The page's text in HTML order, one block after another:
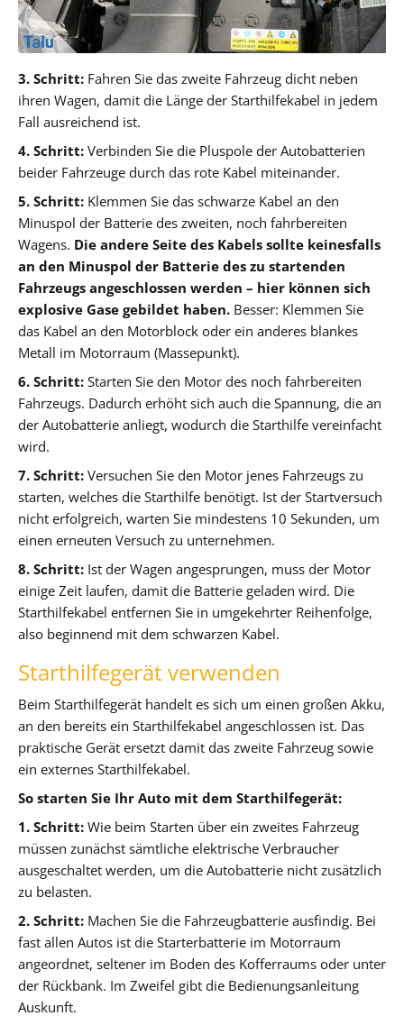
3. Schritt: Fahren Sie das zweite Fahrzeug dicht neben
ihren Wagen, damit die Länge der Starthilfekabel in jedem
Fall ausreichend ist.
4. Schritt: Verbinden Sie die Pluspole der Autobatterien
beider Fahrzeuge durch das rote Kabel miteinander.
5. Schritt: Klemmen Sie das schwarze Kabel an den
Minuspol der Batterie des zweiten, noch fahrbereiten
Wagens. Die andere Seite des Kabels sollte keinesfalls
an den Minuspol der Batterie des zu startenden
Fahrzeugs angeschlossen werden – hier können sich
explosive Gase gebildet haben. Besser: Klemmen Sie
das Kabel an den Motorblock oder ein anderes blankes
Metall im Motorraum (Massepunkt).
6. Schritt: Starten Sie den Motor des noch fahrbereiten
Fahrzeugs. Dadurch erhöht sich auch die Spannung, die an
der Autobatterie anliegt, wodurch die Starthilfe vereinfacht
wird.
7. Schritt: Versuchen Sie den Motor jenes Fahrzeugs zu
starten, welches die Starthilfe benötigt. Ist der Startversuch
nicht erfolgreich, warten Sie mindestens 10 Sekunden, um
einen erneuten Versuch zu unternehmen.
8. Schritt: Ist der Wagen angesprungen, muss der Motor
einige Zeit laufen, damit die Batterie geladen wird. Die
Starthilfekabel entfernen Sie in umgekehrter Reihenfolge,
also beginnend mit dem schwarzen Kabel.
Starthilfegerät verwenden
Beim Starthilfegerät handelt es sich um einen großen Akku,
an den bereits ein Starthilfekabel angeschlossen ist. Das
praktische Gerät ersetzt damit das zweite Fahrzeug sowie
ein externes Starthilfekabel.
So starten Sie Ihr Auto mit dem Starthilfegerät:
1. Schritt: Wie beim Starten über ein zweites Fahrzeug
müssen zunächst sämtliche elektrische Verbraucher
ausgeschaltet werden, um die Autobatterie nicht zusätzlich
zu belasten.
2. Schritt: Machen Sie die Fahrzeugbatterie ausfindig. Bei
fast allen Autos ist die Starterbatterie im Motorraum
angeordnet, seltener im Boden des Kofferraums oder unter
der Rückbank. Im Zweifel gibt die Bedienungsanleitung
Auskunft.